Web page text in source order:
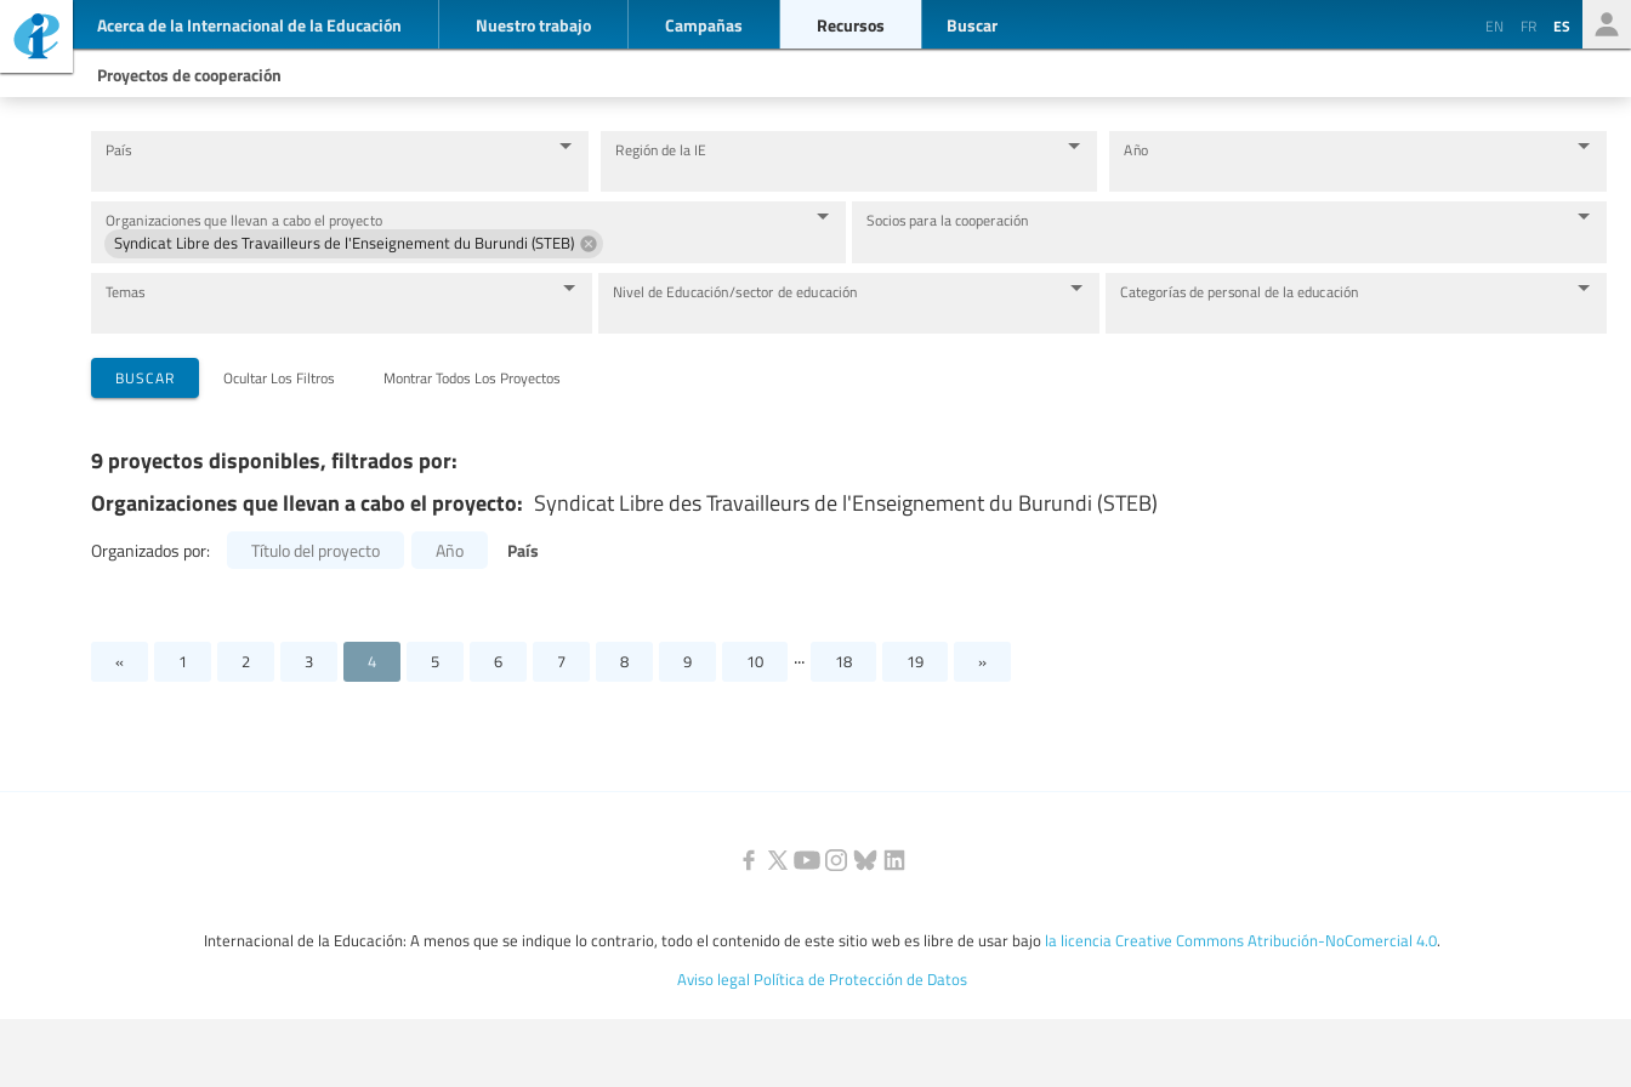
Acerca de la Internacional de la Educación Nuestro trabajo Campañas Recursos Buscar EN FR ES
Proyectos de cooperación
País Región de la IE Año
Organizaciones que llevan a cabo el proyecto
Syndicat Libre des Travailleurs de l'Enseignement du Burundi (STEB)
Socios para la cooperación
Temas Nivel de Educación/sector de educación Categorías de personal de la educación
BUSCAR Ocultar Los Filtros Montrar Todos Los Proyectos
9 proyectos disponibles, filtrados por:
Organizaciones que llevan a cabo el proyecto: Syndicat Libre des Travailleurs de l'Enseignement du Burundi (STEB)
Organizados por: Título del proyecto Año País
« 1 2 3 4 5 6 7 8 9 10 ... 18 19 »
Internacional de la Educación: A menos que se indique lo contrario, todo el contenido de este sitio web es libre de usar bajo la licencia Creative Commons Atribución-NoComercial 4.0.
Aviso legal Política de Protección de Datos